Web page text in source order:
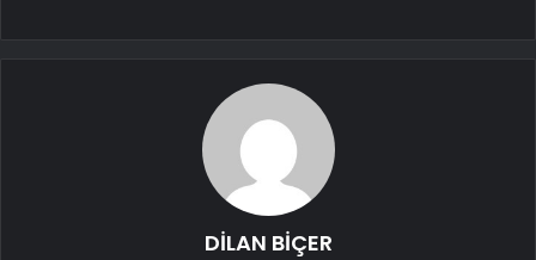
DİLAN BİÇER